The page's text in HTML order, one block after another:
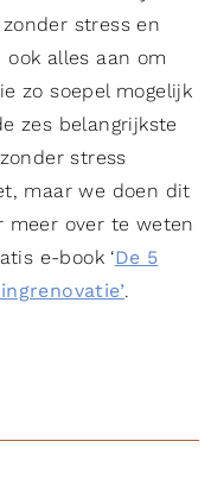
stress en
alles aan om
zo soepel mogelijk
zes belangrijkste
stress
maar we doen dit
meer over te weten
e-book ‘De 5
.